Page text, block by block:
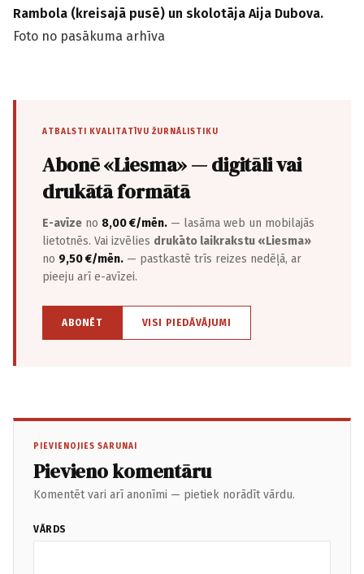
Rambola (kreisajā pusē) un skolotāja Aija Dubova.
Foto no pasākuma arhīva
ATBALSTI KVALITATĪVU ŽURNĀLISTIKU
Abonē «Liesma» — digitāli vai
drukātā formātā
E-avīze no 8,00 €/mēn. — lasāma web un mobilajās
lietotnēs. Vai izvēlies drukāto laikrakstu «Liesma»
no 9,50 €/mēn. — pastkastē trīs reizes nedēļā, ar
pieeju arī e-avīzei.
ABONĒT VISI PIEDĀVĀJUMI
PIEVIENOJIES SARUNAI
Pievieno komentāru
Komentēt vari arī anonīmi — pietiek norādīt vārdu.
VĀRDS